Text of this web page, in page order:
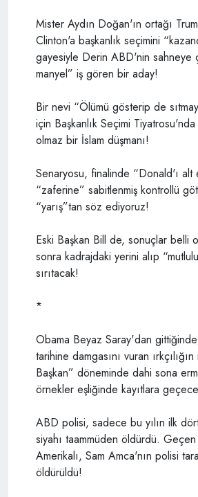
Mister Aydın Doğan'ın ortağı
Clinton'a başkanlık seçimini
gayesiyle Derin ABD'nin sahneye
manyel” iş gören bir aday!
Bir nevi “Ölümü gösterip de
için Başkanlık Seçimi
olmaz bir İslam düşmanı!
Senaryosu, finalinde “Donald'ı alt
“zaferine” sabitlenmiş kontrollü
“yarış”tan söz ediyoruz!
Eski Başkan Bill de, sonuçlar belli
sonra kadrajdaki yerini alıp
sırıtacak!
*
Obama Beyaz Saray'dan
tarihine damgasını vuran
Başkan” döneminde dahi sona
örnekler eşliğinde kayıtlara
ABD polisi, sadece bu yılın ilk
siyahı taammüden öldürdü.
Amerikalı, Sam Amca'nın polisi
öldürüldü!